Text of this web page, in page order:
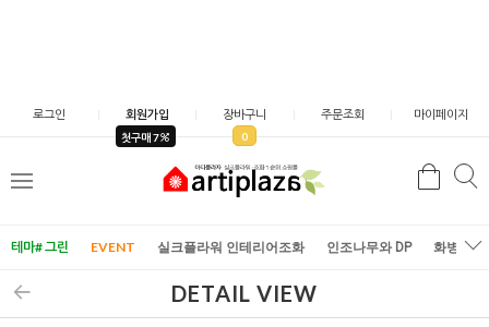
로그인 회원가입
첫구매 7
장바구니
0
주문조회 마이페이지
메
검
테마# 그린 EVENT 실크플라워 인테리어조화 인조나무와 DP 화병/화
DETAIL VIEW